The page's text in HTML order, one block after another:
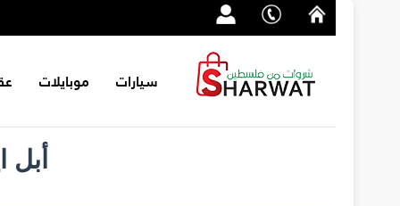
سيارات موبايلات
أبل ايفون 13